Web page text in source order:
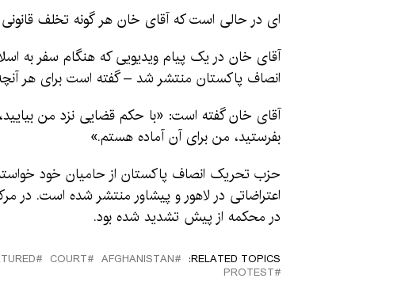
ای در حالی است که آقای خان هر گونه تخلف قانونی
آقای خان در یک پیام ویدیویی که هنگام سفر به
انصاف پاکستان منتشر شد – گفته است برای هر
آقای خان گفته است: «با حکم قضایی نزد من
بفرستید، من برای آن آماده هستم.»
حزب تحریک انصاف پاکستان از حامیان خود
اعتراضاتی در لاهور و پیشاور منتشر شده است. در
در محکمه از پیش تشدید شده بود.
RELATED TOPICS:
AFGHANISTAN
COURT
PROTEST